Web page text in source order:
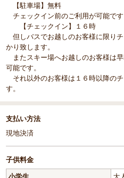
【駐車場】無料
チェックイン前のご利用が可能です
【チェックイン】１６時
但しバスでお越しのお客様に限り
かり致します。
またスキー場へお越しのお客様は
可能です。
それ以外のお客様は１６時以降の
す。
支払い方法
現地決済
子供料金
小学生
大